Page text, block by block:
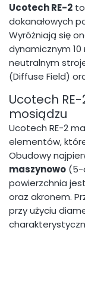
Ucotech RE-2
dokanałowych
Wyróżniają się
dynamicznym
neutralnym
(Diffuse Field)
Ucotech
mosiądzu
Ucotech RE-2
elementów,
Obudowy
maszynowo (5-
powierzchnia
oraz akronem.
przy użyciu